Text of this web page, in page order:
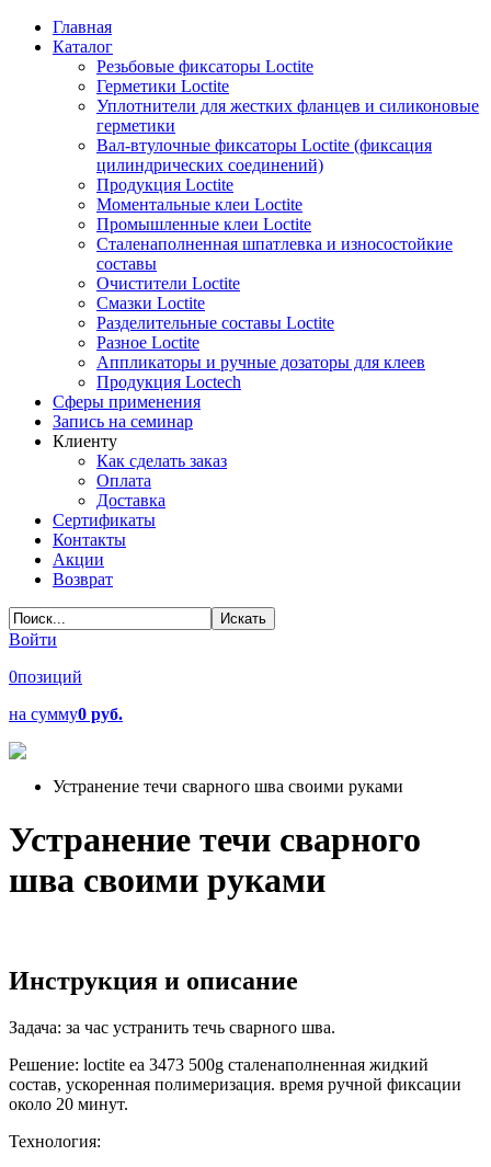
Главная
Каталог
Резьбовые фиксаторы Loctite
Герметики Loctite
Уплотнители для жестких фланцев и силиконовые
герметики
Вал-втулочные фиксаторы Loctite (фиксация
цилиндрических соединений)
Продукция Loctite
Моментальные клеи Loctite
Промышленные клеи Loctite
Сталенаполненная шпатлевка и износостойкие
составы
Очистители Loctite
Смазки Loctite
Разделительные составы Loctite
Разное Loctite
Аппликаторы и ручные дозаторы для клеев
Продукция Loctech
Сферы применения
Запись на семинар
Клиенту
Как сделать заказ
Оплата
Доставка
Сертификаты
Контакты
Акции
Возврат
Войти
0позиций
на сумму0 руб.
Устранение течи сварного шва своими руками
Устранение течи сварного
шва своими руками
Инструкция и описание
Задача: за час устранить течь сварного шва.
Решение: loctite ea 3473 500g сталенаполненная жидкий
состав, ускоренная полимеризация. время ручной фиксации
около 20 минут.
Технология: